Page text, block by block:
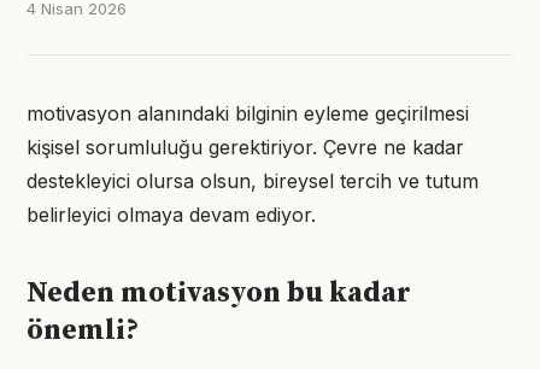
4 Nisan 2026
motivasyon alanındaki bilginin eyleme geçirilmesi
kişisel sorumluluğu gerektiriyor. Çevre ne kadar
destekleyici olursa olsun, bireysel tercih ve tutum
belirleyici olmaya devam ediyor.
Neden motivasyon bu kadar
önemli?